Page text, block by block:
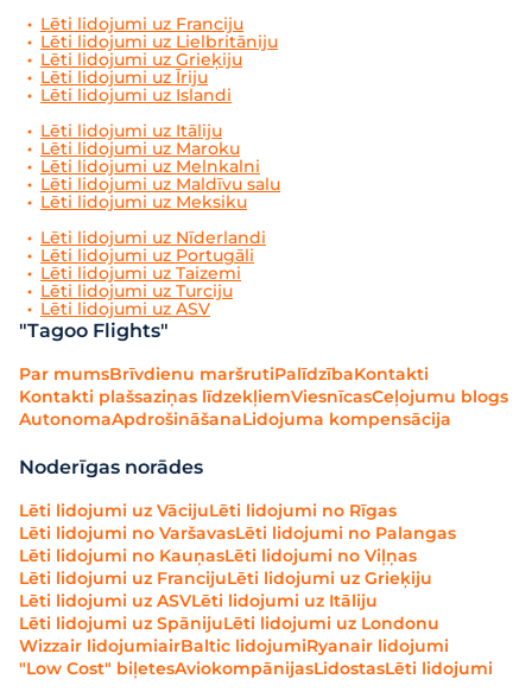
Lēti lidojumi uz Franciju
Lēti lidojumi uz Lielbritāniju
Lēti lidojumi uz Grieķiju
Lēti lidojumi uz Īriju
Lēti lidojumi uz Islandi
Lēti lidojumi uz Itāliju
Lēti lidojumi uz Maroku
Lēti lidojumi uz Melnkalni
Lēti lidojumi uz Maldīvu salu
Lēti lidojumi uz Meksiku
Lēti lidojumi uz Nīderlandi
Lēti lidojumi uz Portugāli
Lēti lidojumi uz Taizemi
Lēti lidojumi uz Turciju
Lēti lidojumi uz ASV
"Tagoo Flights"
Par mumsBrīvdienu maršrutiPalīdzībaKontakti
Kontakti plašsaziņas līdzekļiemViesnīcasCeļojumu blogs
AutonomaApdrošināšanaLidojuma kompensācija
Noderīgas norādes
Lēti lidojumi uz VācijuLēti lidojumi no Rīgas
Lēti lidojumi no VaršavasLēti lidojumi no Palangas
Lēti lidojumi no KauņasLēti lidojumi no Viļņas
Lēti lidojumi uz FrancijuLēti lidojumi uz Grieķiju
Lēti lidojumi uz ASVLēti lidojumi uz Itāliju
Lēti lidojumi uz SpānijuLēti lidojumi uz Londonu
Wizzair lidojumiairBaltic lidojumiRyanair lidojumi
"Low Cost" biļetesAviokompānijasLidostasLēti lidojumi